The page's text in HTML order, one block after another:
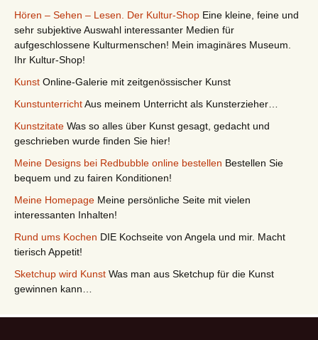
Hören – Sehen – Lesen. Der Kultur-Shop Eine kleine, feine und
sehr subjektive Auswahl interessanter Medien für
aufgeschlossene Kulturmenschen! Mein imaginäres Museum.
Ihr Kultur-Shop!
Kunst Online-Galerie mit zeitgenössischer Kunst
KunstunterrichtAus meinem Unterricht als Kunsterzieher…
Kunstzitate Was so alles über Kunst gesagt, gedacht und
geschrieben wurde finden Sie hier!
Meine Designs bei Redbubble online bestellen Bestellen Sie
bequem und zu fairen Konditionen!
Meine Homepage Meine persönliche Seite mit vielen
interessanten Inhalten!
Rund ums Kochen DIE Kochseite von Angela und mir. Macht
tierisch Appetit!
Sketchup wird Kunst Was man aus Sketchup für die Kunst
gewinnen kann…